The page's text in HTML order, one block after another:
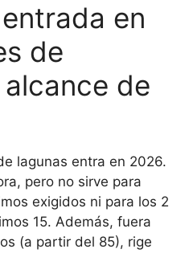
en
de
de
lagunas entra en 2026.
pero no sirve para
exigidos ni para los 2
15. Además, fuera
(a partir del 85), rige